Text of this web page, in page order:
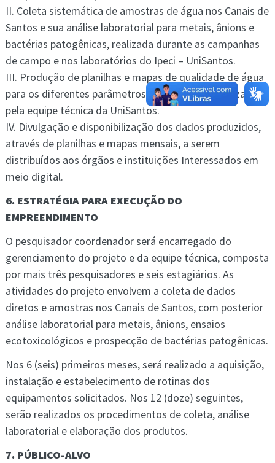
II. Coleta sistemática de amostras de água nos Canais de
Santos e sua análise laboratorial para metais, ânions e
bactérias patogênicas, realizada durante as campanhas
de campo e nos laboratórios do Ipeci – UniSantos.
III. Produção de planilhas e mapas de qualidade de água
para os diferentes parâmetros considerados, realizadas
pela equipe técnica da UniSantos.
IV. Divulgação e disponibilização dos dados produzidos,
através de planilhas e mapas mensais, a serem
distribuídos aos órgãos e instituições Interessados em
meio digital.
6. ESTRATÉGIA PARA EXECUÇÃO DO
EMPREENDIMENTO
O pesquisador coordenador será encarregado do
gerenciamento do projeto e da equipe técnica, composta
por mais três pesquisadores e seis estagiários. As
atividades do projeto envolvem a coleta de dados
diretos e amostras nos Canais de Santos, com posterior
análise laboratorial para metais, ânions, ensaios
ecotoxicológicos e prospecção de bactérias patogênicas.
Nos 6 (seis) primeiros meses, será realizado a aquisição,
instalação e estabelecimento de rotinas dos
equipamentos solicitados. Nos 12 (doze) seguintes,
serão realizados os procedimentos de coleta, análise
laboratorial e elaboração dos produtos.
7. PÚBLICO-ALVO